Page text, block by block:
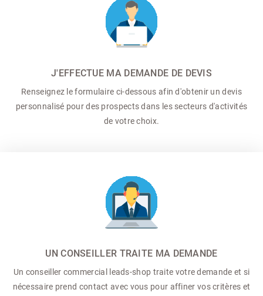
J'EFFECTUE MA DEMANDE DE DEVIS
Renseignez le formulaire ci-dessous afin d'obtenir un devis
personnalisé pour des prospects dans les secteurs d'activités
de votre choix.
UN CONSEILLER TRAITE MA DEMANDE
Un conseiller commercial
leads-shop traite votre demande et si
nécessaire prend contact avec vous pour affiner vos critères et